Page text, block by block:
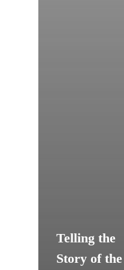
Telling the
Story of the